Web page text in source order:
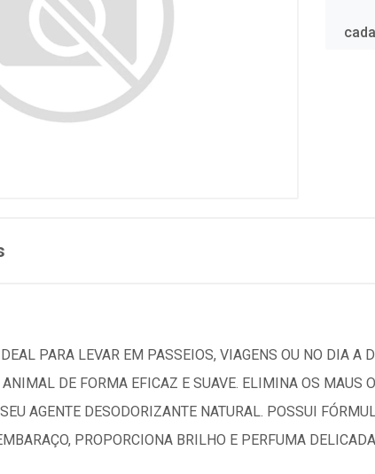
PARA LEVAR EM PASSEIOS, VIAGENS OU NO DIA A
DE FORMA EFICAZ E SUAVE. ELIMINA OS MAUS
AGENTE DESODORIZANTE NATURAL. POSSUI
PROPORCIONA BRILHO E PERFUMA